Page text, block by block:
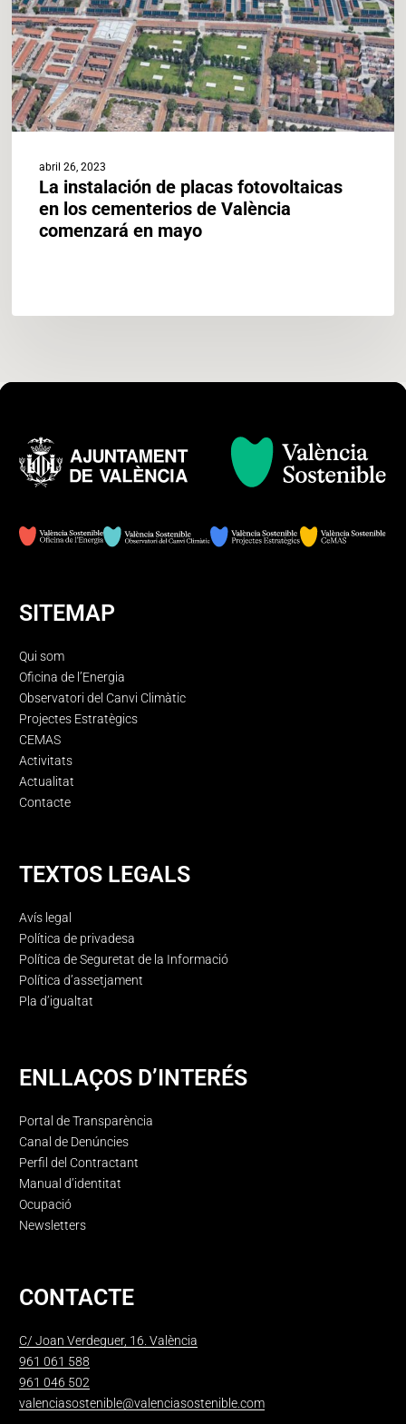
los
cementerios
de
València
comenzará
en
mayo
abril 26, 2023
La instalación de placas fotovoltaicas
en los cementerios de València
comenzará en mayo
SITEMAP
Qui som
Oficina de l’Energia
Observatori del Canvi Climàtic
Projectes Estratègics
CEMAS
Activitats
Actualitat
Contacte
TEXTOS LEGALS
Avís legal
Política de privadesa
Política de Seguretat de la Informació
Política d’assetjament
Pla d’igualtat
ENLLAÇOS D’INTERÉS
Portal de Transparència
Canal de Denúncies
Perfil del Contractant
Manual d’identitat
Ocupació
Newsletters
CONTACTE
C/ Joan Verdeguer, 16. València
961 061 588
961 046 502
valenciasostenible@valenciasostenible.com